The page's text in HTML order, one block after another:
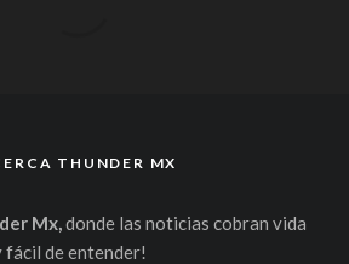
THUNDER MX
Mx,donde las noticias cobran vida
fácil de entender!